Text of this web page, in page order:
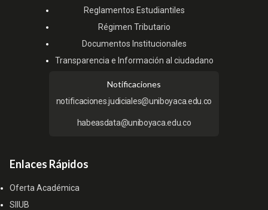
Reglamentos Estudiantiles
Régimen Tributario
Documentos Institucionales
Transparencia e Información al ciudadano
Notificaciones
notificaciones.judiciales@uniboyaca.edu.co
habeasdata@uniboyaca.edu.co
Enlaces Rápidos
Oferta Académica
SIIUB